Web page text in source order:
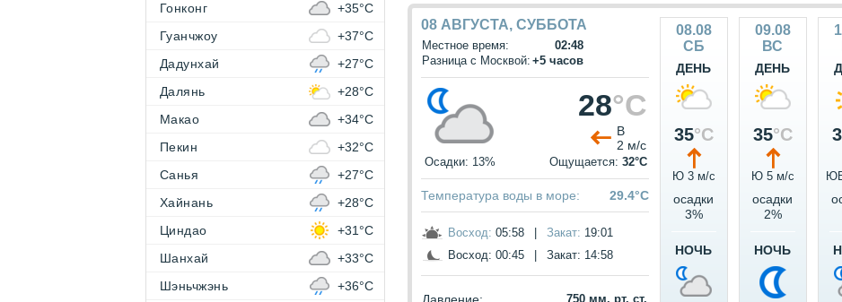
08 АВГУСТА, СУББОТА
Местное время:
02:48
Разница с Москвой: +5 часов
28°C
В
2 м/с
Осадки: 13% Ощущается: 32°C
Температура воды в море: 29.4°C
Восход: 05:58 Закат: 19:01
Восход: 00:45 Закат: 14:58
750 мм. рт. ст.
08.08
СБ
ДЕНЬ
35°C
Ю 3 м/c
осадки
3%
НОЧЬ
09.08
ВС
ДЕНЬ
35°C
Ю 5 м/c
осадки
2%
НОЧЬ
Гонконг
+35°C
Гуанчжоу
+37°C
Дадунхай
+27°C
Далянь
+28°C
Макао
+34°C
Пекин
+32°C
Санья
+27°C
Хайнань
+28°C
Циндао
+31°C
Шанхай
+33°C
Шэньчжэнь
+36°C